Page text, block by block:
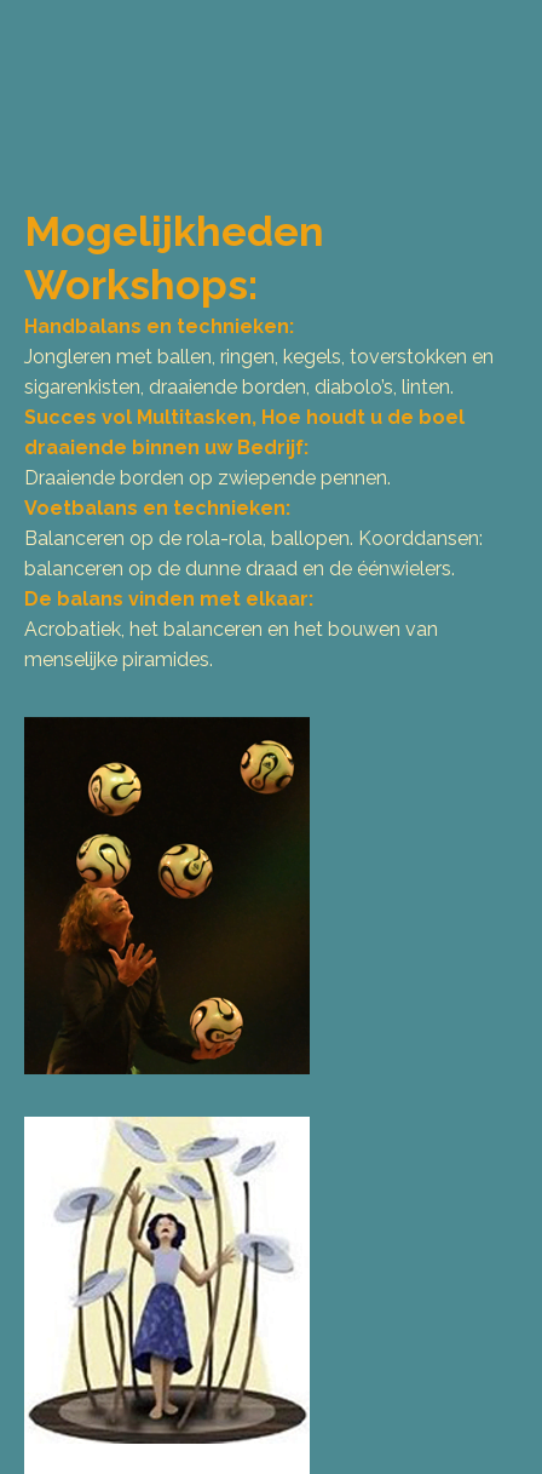
Mogelijkheden
Workshops:
Handbalans en technieken:
Jongleren met ballen, ringen, kegels, toverstokken en
sigarenkisten, draaiende borden, diabolo’s, linten.
Succes vol Multitasken, Hoe houdt u de boel
draaiende binnen uw Bedrijf:
Draaiende borden op zwiepende pennen.
Voetbalans en technieken:
Balanceren op de rola-rola, ballopen. Koorddansen:
balanceren op de dunne draad en de éénwielers.
De balans vinden met elkaar:
Acrobatiek, het balanceren en het bouwen van
menselijke piramides.